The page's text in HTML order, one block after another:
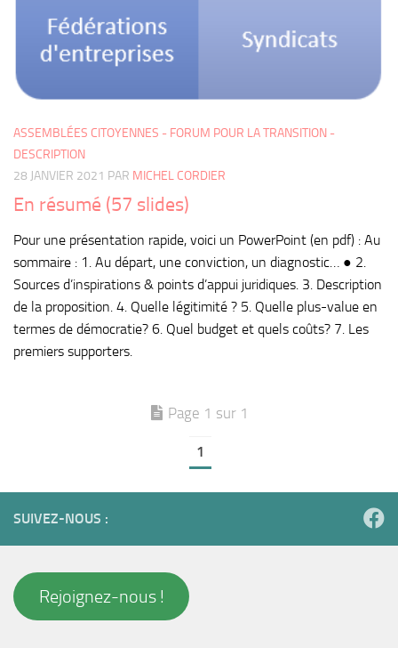
ASSEMBLÉES CITOYENNES - FORUM POUR LA TRANSITION -
DESCRIPTION
28 JANVIER 2021 PAR MICHEL CORDIER
En résumé (57 slides)
Pour une présentation rapide, voici un PowerPoint (en pdf) : Au
sommaire : 1. Au départ, une conviction, un diagnostic… ● 2.
Sources d’inspirations & points d’appui juridiques. 3. Description
de la proposition. 4. Quelle légitimité ? 5. Quelle plus-value en
termes de démocratie? 6. Quel budget et quels coûts? 7. Les
premiers supporters.
Page 1 sur 1
1
SUIVEZ-NOUS :
Rejoignez-nous !